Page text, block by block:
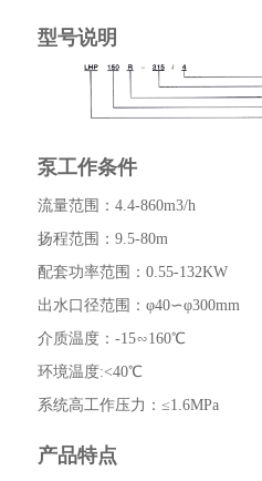
型号说明
泵工作条件
流量范围：4.4-860m3/h
扬程范围：9.5-80m
配套功率范围：0.55-132KW
出水口径范围：φ40∽φ300mm
介质温度：-15∽160℃
环境温度:<40℃
系统高工作压力：≤1.6MPa
产品特点